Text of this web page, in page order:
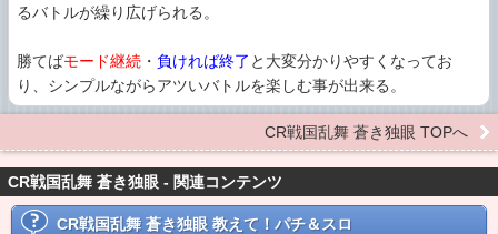
るバトルが繰り広げられる。
勝てばモード継続 ・ 負ければ終了 と大変分かりやすくなってお
り、シンプルながらアツいバトルを楽しむ事が出来る。
CR戦国乱舞 蒼き独眼 TOPへ
CR戦国乱舞 蒼き独眼 - 関連コンテンツ
CR戦国乱舞 蒼き独眼 教えて！パチ＆スロ